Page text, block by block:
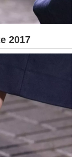
2017